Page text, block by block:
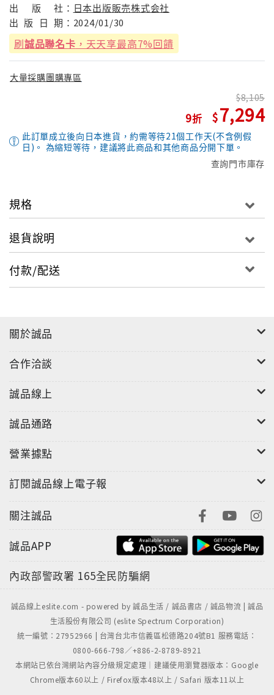
出 版 社： 日本出版販売株式会社
出 版 日 期： 2024/01/30
刷誠品聯名卡 ，天天享最高7%回饋
大量採購團購專區
9
8,105
7,294
此訂單成立後向日本進貨，約需等待21個工作天(不含例假
日)。 為縮短等待，建議將此商品和其他商品分開下單。
查詢門市庫存
規格
退貨說明
付款/配送
關於誠品
合作洽談
誠品線上
誠品通路
營業據點
訂閱誠品線上電子報
關注誠品
誠品APP
內政部警政署 165全民防騙網
誠品線上eslite.com - powered by 誠品生活 / 誠品書店 / 誠品物流 | 誠品
生活股份有限公司 (eslite Spectrum Corporation)
統一編號：27952966 | 台灣台北市信義區松德路204號B1 服務電話：
0800-666-798／+886-2-8789-8921
本網站已依台灣網站內容分級規定處理｜建議使用瀏覽器版本：Google
Chrome版本60以上 / Firefox版本48以上 / Safari 版本11以上